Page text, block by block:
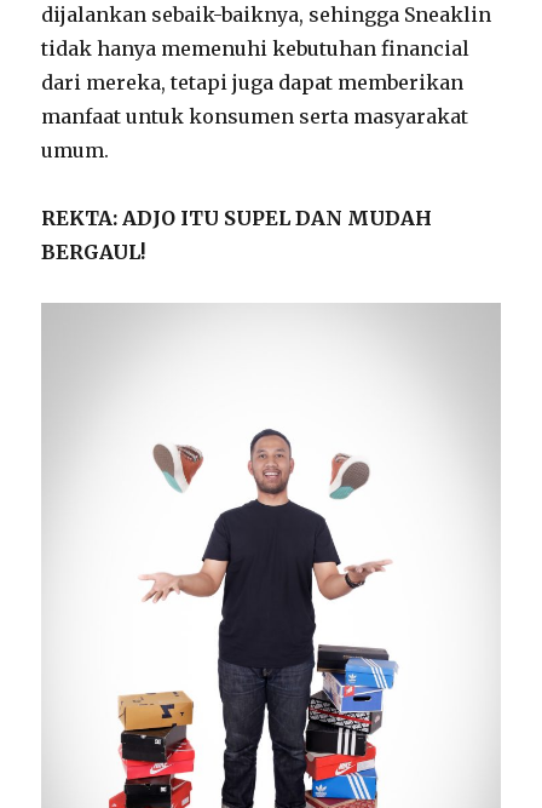
dijalankan sebaik-baiknya, sehingga Sneaklin
tidak hanya memenuhi kebutuhan financial
dari mereka, tetapi juga dapat memberikan
manfaat untuk konsumen serta masyarakat
umum.
REKTA: ADJO ITU SUPEL DAN MUDAH
BERGAUL!